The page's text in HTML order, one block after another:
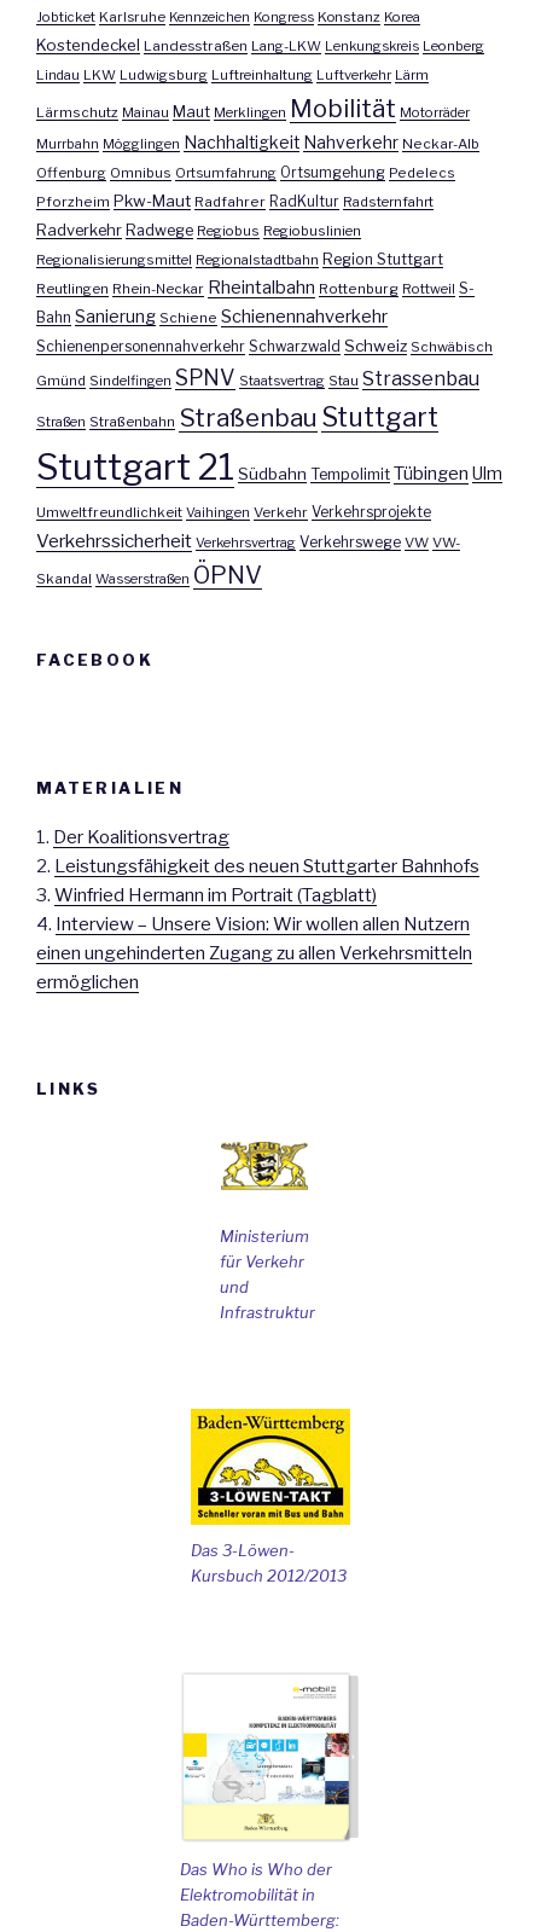
Jobticket Karlsruhe Kennzeichen Kongress Konstanz Korea
Kostendeckel Landesstraßen Lang-LKW Lenkungskreis Leonberg
Lindau LKW Ludwigsburg Luftreinhaltung Luftverkehr Lärm
Lärmschutz Mainau Maut Merklingen Mobilität Motorräder
Murrbahn Mögglingen Nachhaltigkeit Nahverkehr Neckar-Alb
Offenburg Omnibus Ortsumfahrung Ortsumgehung Pedelecs
Pforzheim Pkw-Maut Radfahrer RadKultur Radsternfahrt
Radverkehr Radwege Regiobus Regiobuslinien
Regionalisierungsmittel Regionalstadtbahn Region Stuttgart
Reutlingen Rhein-Neckar Rheintalbahn Rottenburg Rottweil S-
Bahn Sanierung Schiene Schienennahverkehr
Schienenpersonennahverkehr Schwarzwald Schweiz Schwäbisch
Gmünd Sindelfingen SPNV Staatsvertrag Stau Strassenbau
Straßen Straßenbahn Straßenbau Stuttgart
Stuttgart 21 Südbahn Tempolimit Tübingen Ulm
Umweltfreundlichkeit Vaihingen Verkehr Verkehrsprojekte
Verkehrssicherheit Verkehrsvertrag Verkehrswege VW VW-
Skandal Wasserstraßen ÖPNV
FACEBOOK
MATERIALIEN
1. Der Koalitionsvertrag
2. Leistungsfähigkeit des neuen Stuttgarter Bahnhofs
3. Winfried Hermann im Portrait (Tagblatt)
4. Interview – Unsere Vision: Wir wollen allen Nutzern
einen ungehinderten Zugang zu allen Verkehrsmitteln
ermöglichen
LINKS
Ministerium
für Verkehr
und
Infrastruktur
Das 3-Löwen-
Kursbuch 2012/2013
Das Who is Who der
Elektromobilität in
Baden-Württemberg: